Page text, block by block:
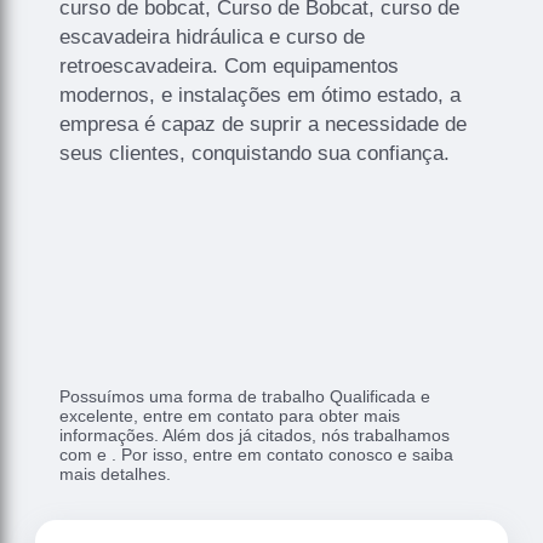
curso de bobcat, Curso de Bobcat, curso de
escavadeira hidráulica e curso de
retroescavadeira. Com equipamentos
modernos, e instalações em ótimo estado, a
empresa é capaz de suprir a necessidade de
seus clientes, conquistando sua confiança.
Possuímos uma forma de trabalho Qualificada e
excelente, entre em contato para obter mais
informações. Além dos já citados, nós trabalhamos
com e . Por isso, entre em contato conosco e saiba
mais detalhes.